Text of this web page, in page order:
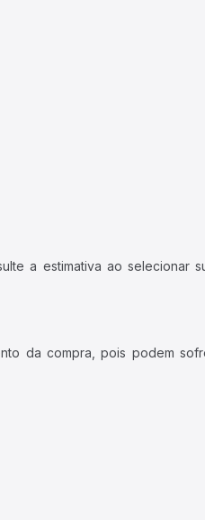
a estimativa ao selecionar
da compra, pois podem